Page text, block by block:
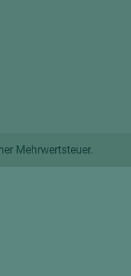
Mehrwertsteuer.